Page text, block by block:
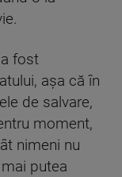
fost
așa că în
de salvare,
moment,
nimeni nu
putea